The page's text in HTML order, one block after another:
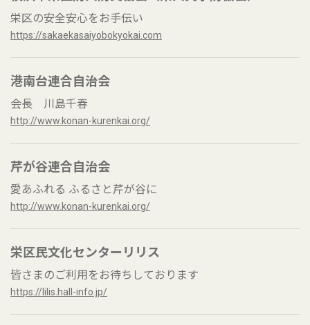
栄区の安全安心をお手伝い
https://sakaekasaiyobokyokai.com
港南台連合自治会
会長 川島千春
http://www.konan-kurenkai.org/
芹が谷連合自治会
愛あふれる ふるさと芹が谷に
http://www.konan-kurenkai.org/
栄区民文化センターリリス
皆さまのご利用をお待ちしております
https://lilis.hall-info.jp/